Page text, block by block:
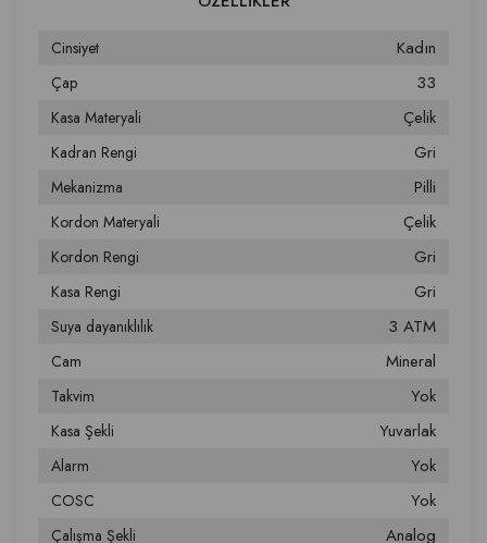
Cinsiyet Kadın
Çap 33
Kasa Materyali Çelik
Kadran Rengi Gri
Mekanizma Pilli
Kordon Materyali Çelik
Kordon Rengi Gri
Kasa Rengi Gri
Suya dayanıklılık 3 ATM
Cam Mineral
Takvim Yok
Kasa Şekli Yuvarlak
Alarm Yok
COSC Yok
Çalışma Şekli Analog